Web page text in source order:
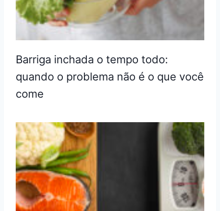
Barriga inchada o tempo todo:
quando o problema não é o que você
come